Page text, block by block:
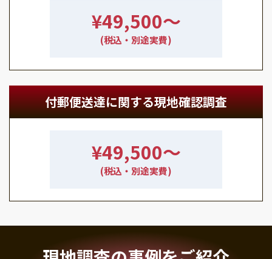
¥49,500〜
(税込・別途実費)
付郵便送達に関する現地確認調査
¥49,500〜
(税込・別途実費)